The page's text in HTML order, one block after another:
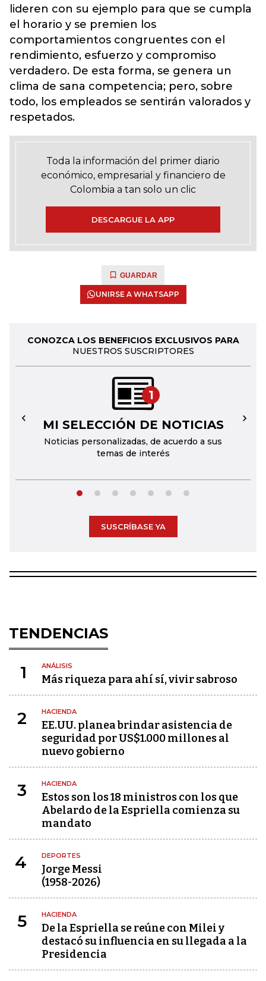
lideren con su ejemplo para que se cumpla
el horario y se premien los
comportamientos congruentes con el
rendimiento, esfuerzo y compromiso
verdadero. De esta forma, se genera un
clima de sana competencia; pero, sobre
todo, los empleados se sentirán valorados y
respetados.
Toda la información del primer diario
económico, empresarial y financiero de
Colombia a tan solo un clic
DESCARGUE LA APP
GUARDAR
UNIRSE A WHATSAPP
CONOZCA LOS BENEFICIOS EXCLUSIVOS PARA
NUESTROS SUSCRIPTORES
1
MI SELECCIÓN DE NOTICIAS
Noticias personalizadas, de acuerdo a sus
temas de interés
← →
SUSCRÍBASE YA
TENDENCIAS
1 ANÁLISIS
Más riqueza para ahí sí, vivir sabroso
2 HACIENDA
EE.UU. planea brindar asistencia de
seguridad por US$1.000 millones al
nuevo gobierno
3 HACIENDA
Estos son los 18 ministros con los que
Abelardo de la Espriella comienza su
mandato
4 DEPORTES
Jorge Messi
(1958-2026)
5 HACIENDA
De la Espriella se reúne con Milei y
destacó su influencia en su llegada a la
Presidencia